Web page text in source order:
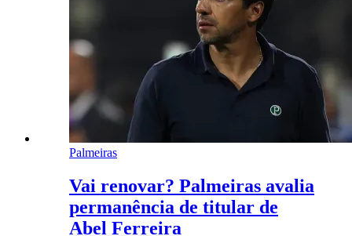
Palmeiras
Vai renovar? Palmeiras avalia
permanência de titular de
Abel Ferreira